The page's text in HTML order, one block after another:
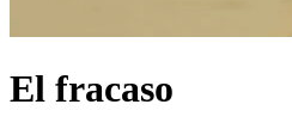
El fracaso